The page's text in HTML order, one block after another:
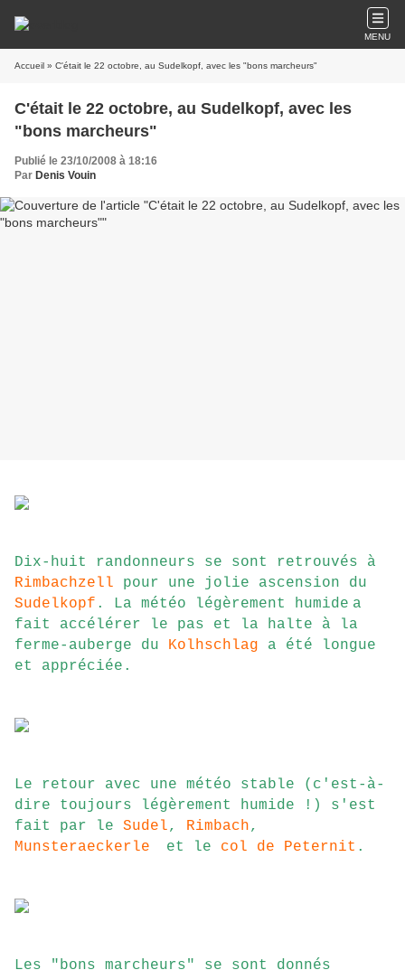
MENU
Accueil » C'était le 22 octobre, au Sudelkopf, avec les "bons marcheurs"
C'était le 22 octobre, au Sudelkopf, avec les
"bons marcheurs"
Publié le 23/10/2008 à 18:16
Par Denis Vouin
Dix-huit randonneurs se sont retrouvés à
Rimbachzell pour une jolie ascension du
Sudelkopf . La météo légèrement humide a
fait accélérer le pas et la halte à la
ferme-auberge du Kolhschlag a été longue
et appréciée.
Le retour avec une météo stable (c'est-à-
dire toujours légèrement humide !) s'est
fait par le Sudel, Rimbach,
Munsteraeckerle
et le col de Peternit .
Les "bons marcheurs" se sont donnés